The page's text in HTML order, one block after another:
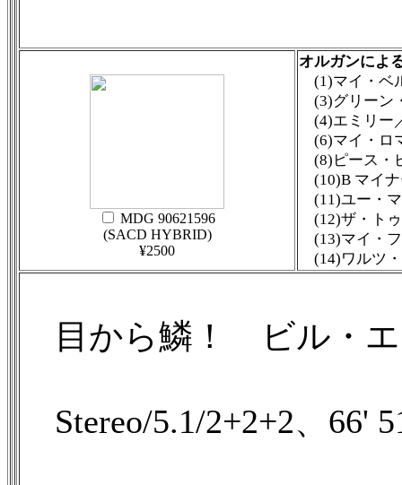
MDG 90621596
(SACD HYBRID)
¥2500
オルガンによ
(1)マイ・ベ
(3)グリーン
(4)エミリー
(6)マイ・ロ
(8)ピース・
(10)B マイ
(11)ユー・マ
(12)ザ・ト
(13)マイ・
(14)ワルツ
目から鱗！ ビル・エ
Stereo/5.1/2+2+2、66'